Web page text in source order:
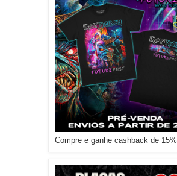
Compre e ganhe cashback de 15%